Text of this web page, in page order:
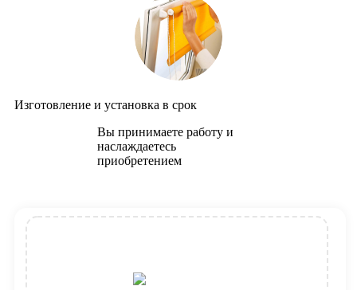
Изготовление и установка в срок
Вы принимаете работу и
наслаждаетесь
приобретением